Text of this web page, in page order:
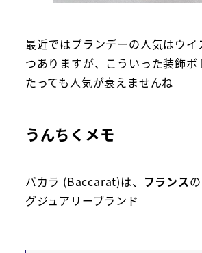
最近ではブランデーの人気はウイ
つありますが、こういった装飾ボ
たっても人気が衰えませんね
うんちくメモ
バカラ (Baccarat)は、 フランス
グジュアリーブランド